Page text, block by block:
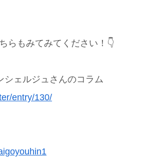
らもみてみてください！👇
シェルジュさんのコラム
entry/130/